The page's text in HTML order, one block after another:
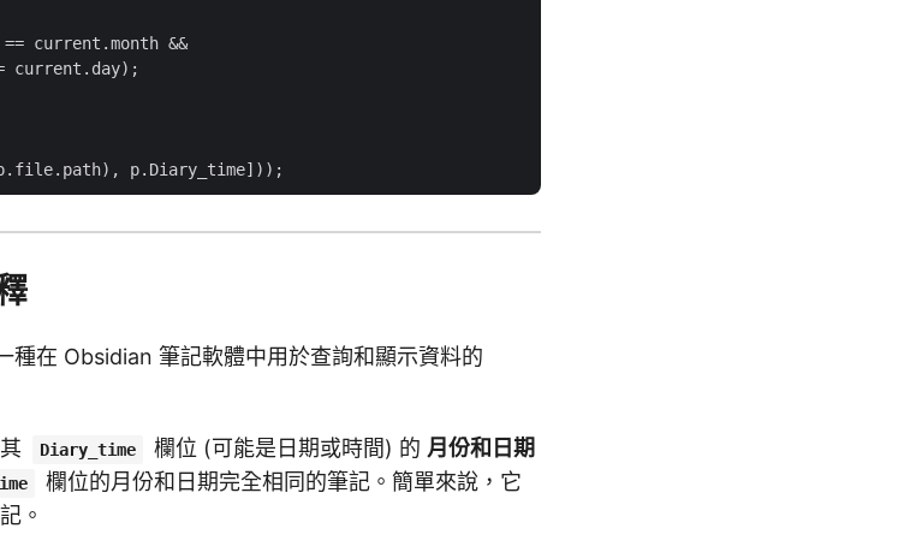
current.month &&
current.day);
種在 Obsidian 筆記軟體中用於查詢和顯示資料的
Diary_time 欄位 (可能是日期或時間) 的 月份和日期
欄位的月份和日期完全相同的筆記。簡單來說，它
。